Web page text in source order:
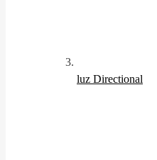
luz Directional